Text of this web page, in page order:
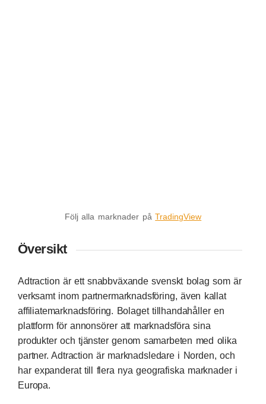
Följ alla marknader påTradingView
Översikt
Adtraction är ett snabbväxande svenskt bolag som är
verksamt inom partnermarknadsföring, även kallat
affiliatemarknadsföring. Bolaget tillhandahåller en
plattform för annonsörer att marknadsföra sina
produkter och tjänster genom samarbeten med olika
partner. Adtraction är marknadsledare i Norden, och
har expanderat till flera nya geografiska marknader i
Europa.